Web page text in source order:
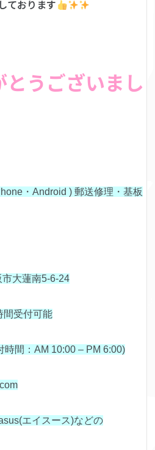
ております
うございまし
・Android ) 郵送修理・基板
大蓮南5-6-24
間受付可能
時間：AM 10:00 – PM 6:00)
エイスース)などの